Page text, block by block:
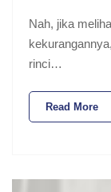
Nah, jika
rinci…
Read More